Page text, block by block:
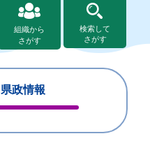
組織から
さがす
検索して
さがす
県政情報